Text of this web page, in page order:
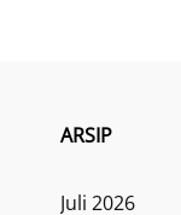
ARSIP
Juli 2026